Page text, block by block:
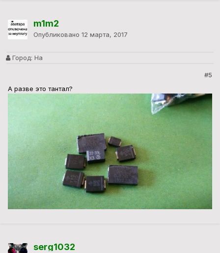
m1m2
Опубликовано 12 марта, 2017
Город: На
#5
А разве это тантал?
serg1032